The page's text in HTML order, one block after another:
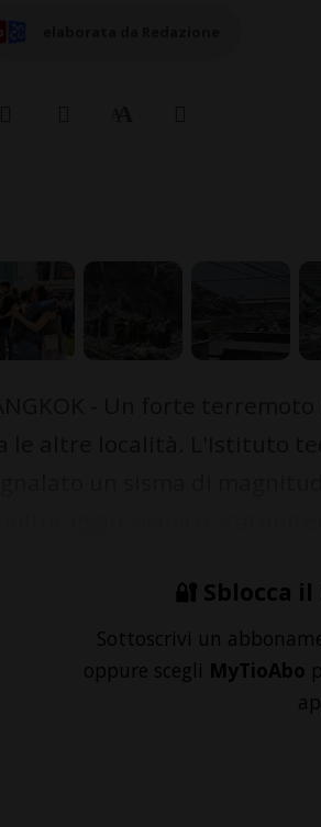
🔐 Sblocca
Sottoscrivi un
oppure scegli MyTioAbo